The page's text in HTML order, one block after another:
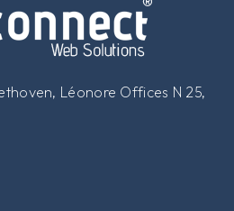
Léonore Offices N 25,